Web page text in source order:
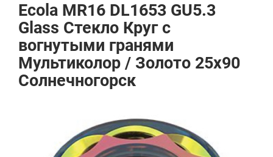
Ecola MR16 DL1653 GU5.3
Glass Стекло Круг с
вогнутыми гранями
Мультиколор / Золото 25x90
Солнечногорск